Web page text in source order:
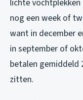
lichte
nog een week of
want in december
in september of
betalen gemiddeld
zitten.